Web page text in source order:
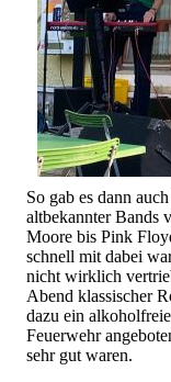
So gab es dann
altbekannter Bands
Moore bis Pink
schnell mit dabei
nicht wirklich
Abend klassischer
dazu ein
Feuerwehr
sehr gut waren.